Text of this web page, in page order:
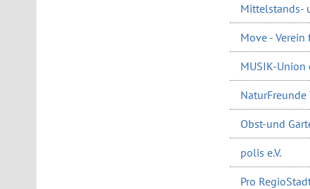
Mittelstands-
Move - Verein
MUSIK-Union
NaturFreunde
Obst-und
polis e.V.
Pro